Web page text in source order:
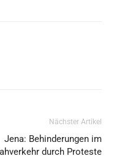
Nächster Artikel
Jena: Behinderungen im
durch Proteste